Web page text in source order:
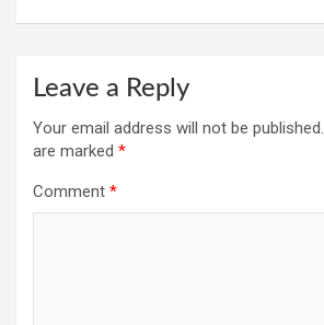
Leave a Reply
Your email address will not be published.
are marked *
Comment *